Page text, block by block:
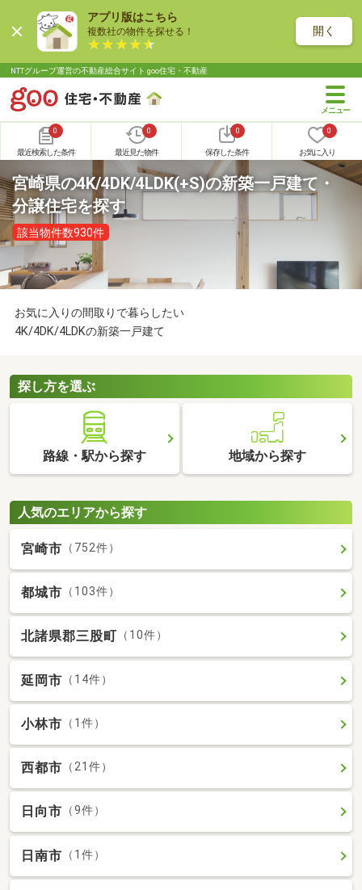
アプリ版はこちら
複数社の物件を探せる！ 開く
NTTグループ運営の不動産総合サイト goo住宅・不動産
0
最近検索した条件
0
最近見た物件
0
保存した条件
0
お気に入り
宮崎県の4K/4DK/4LDK(+S)の新築一戸建て・
分譲住宅を探す
該当物件数930件
お気に入りの間取りで暮らしたい
4K/4DK/4LDKの新築一戸建て
探し方を選ぶ
路線・駅から探す 地域から探す
人気のエリアから探す
宮崎市 （752件）
都城市 （103件）
北諸県郡三股町 （10件）
延岡市 （14件）
小林市 （1件）
西都市 （21件）
日向市 （9件）
日南市 （1件）